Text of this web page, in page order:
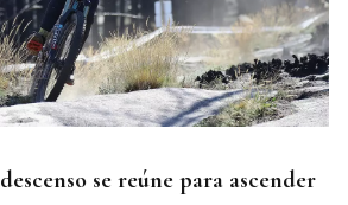
se reúne para ascender